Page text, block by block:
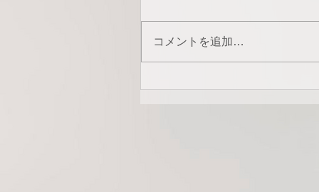
コメントを追加…